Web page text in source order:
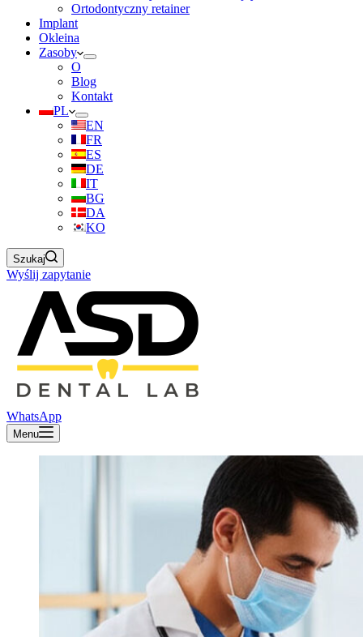
Ortodontyczny retainer
Implant
Okleina
Zasoby
O
Blog
Kontakt
PL
EN
FR
ES
DE
IT
BG
DA
KO
Szukaj
Wyślij zapytanie
WhatsApp
Menu